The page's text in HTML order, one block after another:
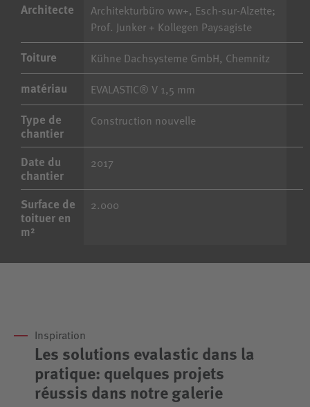
Architecte
Architekturbüro ww+, Esch-sur-Alzette;
Prof. Junker + Kollegen Paysagiste
Toiture
Kühne Dachsysteme GmbH, Chemnitz
matériau
EVALASTIC® V 1,5 mm
Type de
chantier
Construction nouvelle
Date du
chantier
2017
Surface de
toituer en
m²
2.000
Inspiration
Les solutions evalastic dans la
pratique: quelques projets
réussis dans notre galerie